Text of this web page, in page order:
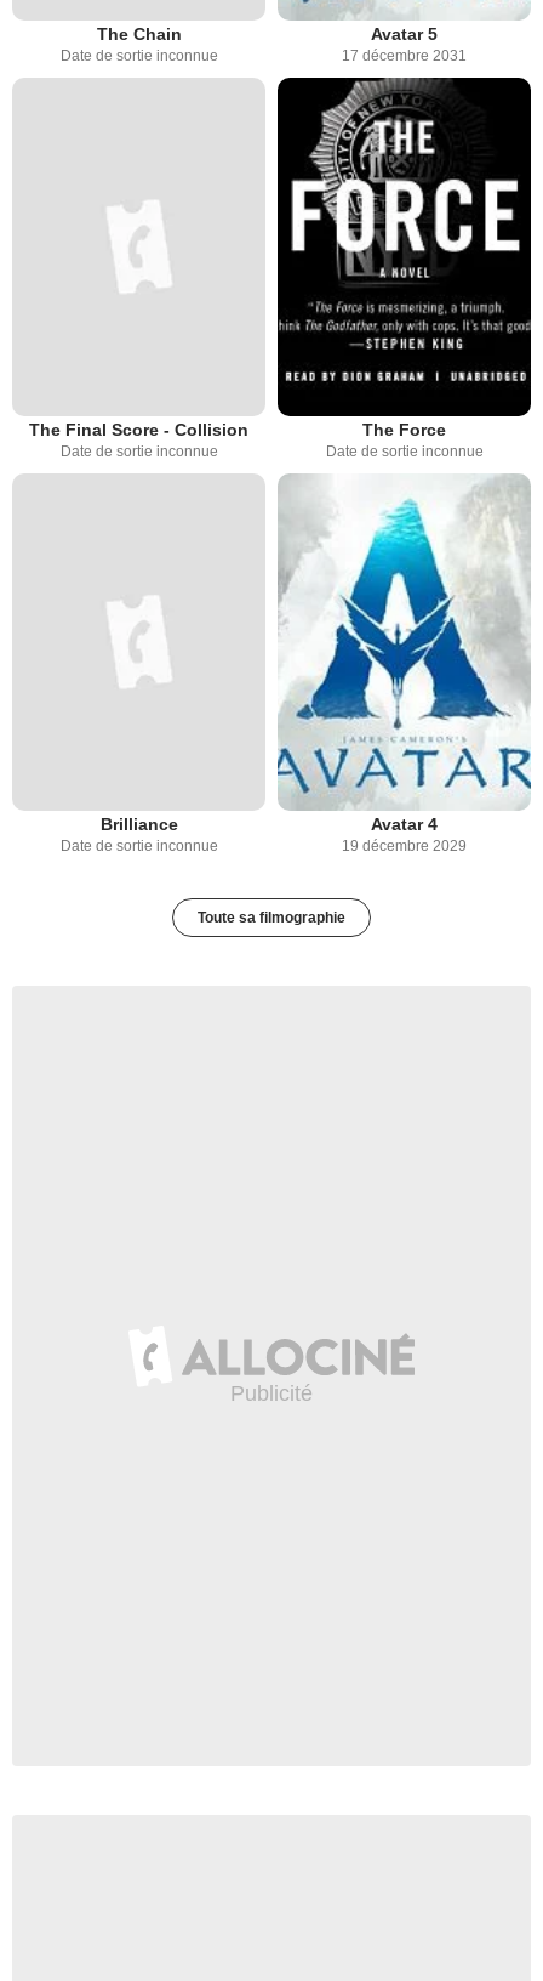
The Chain
Date de sortie inconnue
Avatar 5
17 décembre 2031
The Final Score - Collision
Date de sortie inconnue
The Force
Date de sortie inconnue
Brilliance
Date de sortie inconnue
Avatar 4
19 décembre 2029
Toute sa filmographie